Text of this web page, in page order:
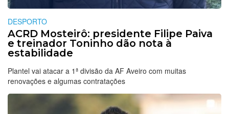
DESPORTO
ACRD Mosteirô: presidente Filipe Paiva
e treinador Toninho dão nota à
estabilidade
Plantel vai atacar a 1ª divisão da AF Aveiro com muitas
renovações e algumas contratações